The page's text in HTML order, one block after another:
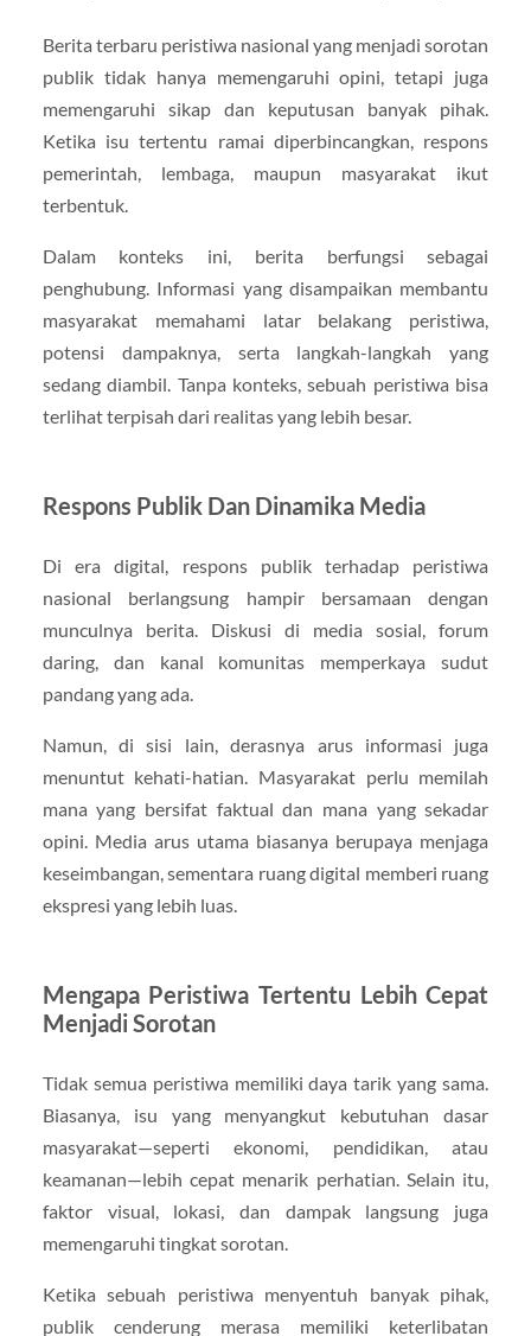
Berita terbaru peristiwa nasional yang menjadi sorotan
publik tidak hanya memengaruhi opini, tetapi juga
memengaruhi sikap dan keputusan banyak pihak.
Ketika isu tertentu ramai diperbincangkan, respons
pemerintah, lembaga, maupun masyarakat ikut
terbentuk.
Dalam konteks ini, berita berfungsi sebagai
penghubung. Informasi yang disampaikan membantu
masyarakat memahami latar belakang peristiwa,
potensi dampaknya, serta langkah-langkah yang
sedang diambil. Tanpa konteks, sebuah peristiwa bisa
terlihat terpisah dari realitas yang lebih besar.
Respons Publik Dan Dinamika Media
Di era digital, respons publik terhadap peristiwa
nasional berlangsung hampir bersamaan dengan
munculnya berita. Diskusi di media sosial, forum
daring, dan kanal komunitas memperkaya sudut
pandang yang ada.
Namun, di sisi lain, derasnya arus informasi juga
menuntut kehati-hatian. Masyarakat perlu memilah
mana yang bersifat faktual dan mana yang sekadar
opini. Media arus utama biasanya berupaya menjaga
keseimbangan, sementara ruang digital memberi ruang
ekspresi yang lebih luas.
Mengapa Peristiwa Tertentu Lebih Cepat
Menjadi Sorotan
Tidak semua peristiwa memiliki daya tarik yang sama.
Biasanya, isu yang menyangkut kebutuhan dasar
masyarakat—seperti ekonomi, pendidikan, atau
keamanan—lebih cepat menarik perhatian. Selain itu,
faktor visual, lokasi, dan dampak langsung juga
memengaruhi tingkat sorotan.
Ketika sebuah peristiwa menyentuh banyak pihak,
publik cenderung merasa memiliki keterlibatan